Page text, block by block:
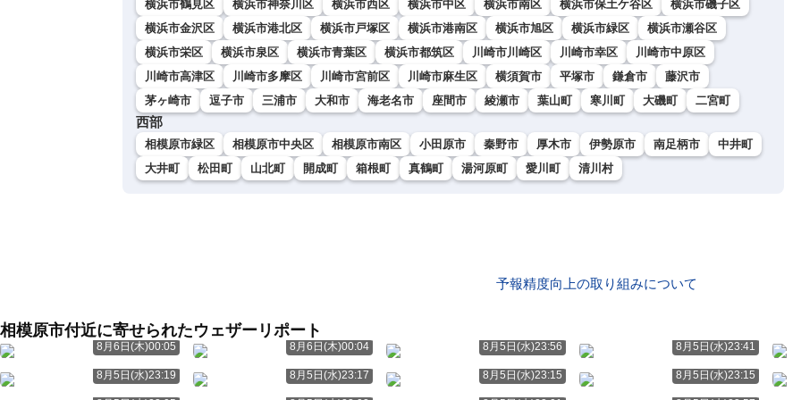
横浜市鶴見区 横浜市神奈川区 横浜市西区 横浜市中区 横浜市南区 横浜市保土ケ谷区
横浜市磯子区
横浜市金沢区
横浜市港北区 横浜市戸塚区 横浜市港南区 横浜市旭区 横浜市緑区
横浜市瀬谷区
横浜市栄区
横浜市泉区 横浜市青葉区 横浜市都筑区 川崎市川崎区 川崎市幸区
川崎市中原区
川崎市高津区
川崎市多摩区 川崎市宮前区 川崎市麻生区 横須賀市 平塚市 鎌倉市
藤沢市
茅ヶ崎市
逗子市 三浦市 大和市 海老名市 座間市 綾瀬市 葉山町 寒川町 大磯町 二宮町
西部
相模原市緑区 相模原市中央区 相模原市南区 小田原市 秦野市 厚木市 伊勢原市 南足柄市
中井町
大井町
松田町 山北町 開成町 箱根町 真鶴町 湯河原町 愛川町 清川村
予報精度向上の取り組みについて
相模原市付近に寄せられたウェザーリポート
8月6日(木)00:05 8月6日(木)00:04 8月5日(水)23:56 8月5日(水)23:41
8月5日(水)23:19 8月5日(水)23:17 8月5日(水)23:15 8月5日(水)23:15